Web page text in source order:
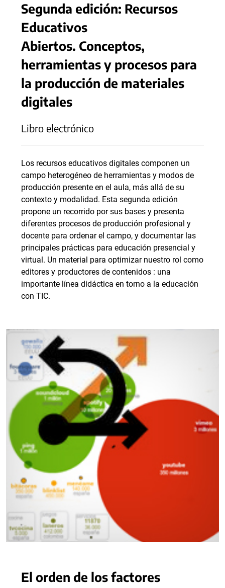
Segunda edición: Recursos
Educativos
Abiertos. Conceptos,
herramientas y procesos para
la producción de materiales
digitales
Libro electrónico
Los recursos educativos digitales componen un
campo heterogéneo de herramientas y modos de
producción presente en el aula, más allá de su
contexto y modalidad. Esta segunda edición
propone un recorrido por sus bases y presenta
diferentes procesos de producción profesional y
docente para ordenar el campo, y documentar las
principales prácticas para educación presencial y
virtual. Un material para optimizar nuestro rol como
editores y productores de contenidos : una
importante línea didáctica en torno a la educación
con TIC.
El orden de los factores